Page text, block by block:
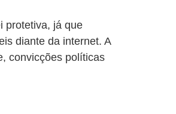
protetiva, já que
diante da internet. A
convicções políticas